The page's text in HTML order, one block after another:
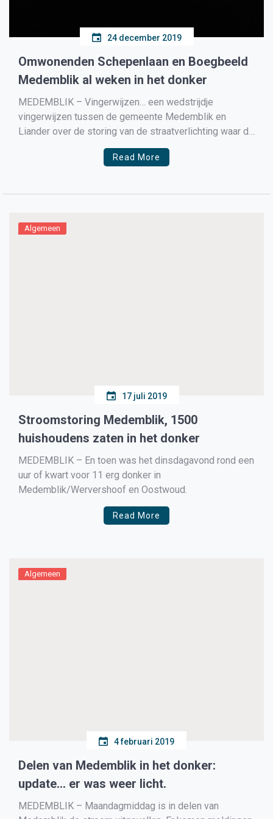
24 december 2019
Omwonenden Schepenlaan en Boegbeeld
Medemblik al weken in het donker
MEDEMBLIK – Vingerwijzen… een wedstrijdje
vingerwijzen tussen de gemeente Medemblik en
Liander over de storing van de straatverlichting waar de
omwonenden van de Schepenlaan en een deel van het
Boegbeeld mee te maken hebben. Sinds 13 december
Read More
Algemeen
17 juli 2019
Stroomstoring Medemblik, 1500
huishoudens zaten in het donker
MEDEMBLIK – En toen was het dinsdagavond rond een
uur of kwart voor 11 erg donker in
Medemblik/Wervershoof en Oostwoud.
Read More
Algemeen
4 februari 2019
Delen van Medemblik in het donker:
update… er was weer licht.
MEDEMBLIK – Maandagmiddag is in delen van